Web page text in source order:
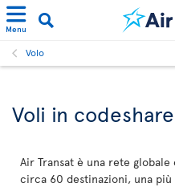
Menu
Volo
Voli in codeshare
Air Transat è una rete
circa 60 destinazioni, una